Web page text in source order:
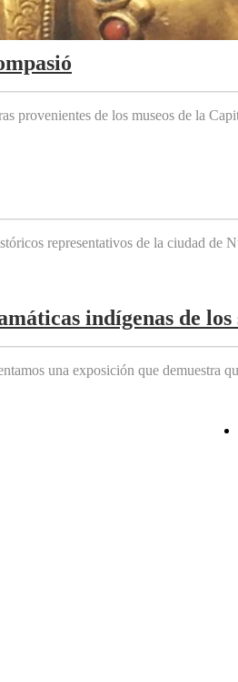
provenientes de los museos de la
representativos de la ciudad de
indígenas de
una exposición que demuestra